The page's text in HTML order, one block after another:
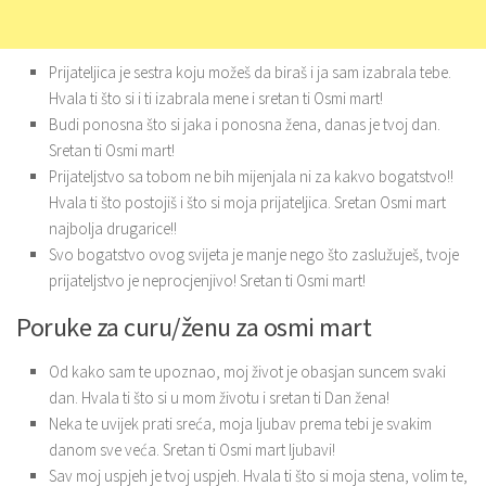
Prijateljica je sestra koju možeš da biraš i ja sam izabrala tebe.
Hvala ti što si i ti izabrala mene i sretan ti Osmi mart!
Budi ponosna što si jaka i ponosna žena, danas je tvoj dan.
Sretan ti Osmi mart!
Prijateljstvo sa tobom ne bih mijenjala ni za kakvo bogatstvo!!
Hvala ti što postojiš i što si moja prijateljica. Sretan Osmi mart
najbolja drugarice!!
Svo bogatstvo ovog svijeta je manje nego što zaslužuješ, tvoje
prijateljstvo je neprocjenjivo! Sretan ti Osmi mart!
Poruke za curu/ženu za osmi mart
Od kako sam te upoznao, moj život je obasjan suncem svaki
dan. Hvala ti što si u mom životu i sretan ti Dan žena!
Neka te uvijek prati sreća, moja ljubav prema tebi je svakim
danom sve veća. Sretan ti Osmi mart ljubavi!
Sav moj uspjeh je tvoj uspjeh. Hvala ti što si moja stena, volim te,